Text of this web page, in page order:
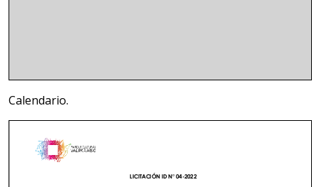
Calendario.